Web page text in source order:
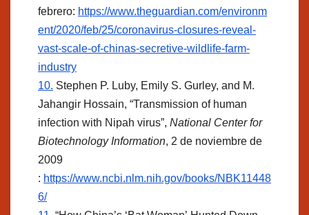
febrero: https://www.theguardian.com/environm
ent/2020/feb/25/coronavirus-closures-reveal-
vast-scale-of-chinas-secretive-wildlife-farm-
industry
10. Stephen P. Luby, Emily S. Gurley, and M.
Jahangir Hossain, “Transmission of human
infection with Nipah virus”, National Center for
Biotechnology Information, 2 de noviembre de
2009
: https://www.ncbi.nlm.nih.gov/books/NBK11448
6/